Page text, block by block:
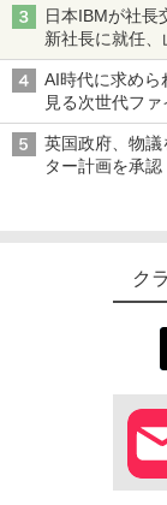
日本IBMが社
新社長に就任
AI時代に求めら
見る次世代フ
英国政府、物
ター計画を承認
ク